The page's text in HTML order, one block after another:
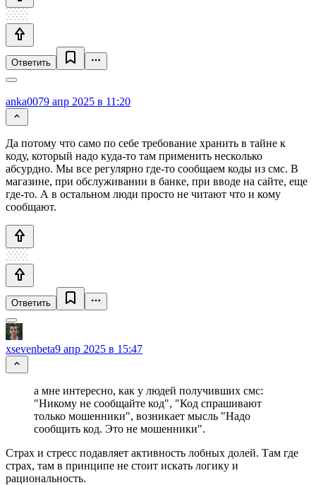
Ответить
anka0079 апр 2025 в 11:20
Да потому что само по себе требование хранить в тайне к
коду, который надо куда-то там применить несколько
абсурдно. Мы все регулярно где-то сообщаем коды из смс. В
магазине, при обслуживании в банке, при вводе на сайте, еще
где-то. А в остальном люди просто не читают что и кому
сообщают.
Ответить
xsevenbeta9 апр 2025 в 15:47
а мне интересно, как у людей получивших смс:
"Никому не сообщайте код", "Код спрашивают
только мошенники", возникает мысль "Надо
сообщить код. Это не мошенники".
Страх и стресс подавляет активность лобных долей. Там где
страх, там в принципе не стоит искать логику и
рациональность.